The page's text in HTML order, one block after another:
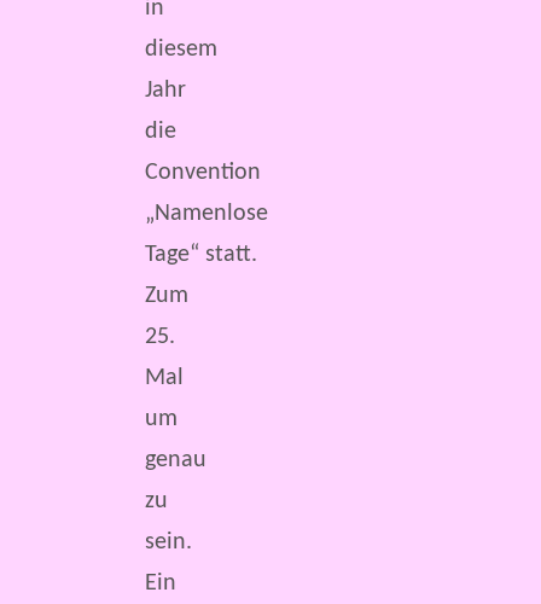
in
diesem
Jahr
die
Convention
„Namenlose
Tage“ statt.
Zum
25.
Mal
um
genau
zu
sein.
Ein